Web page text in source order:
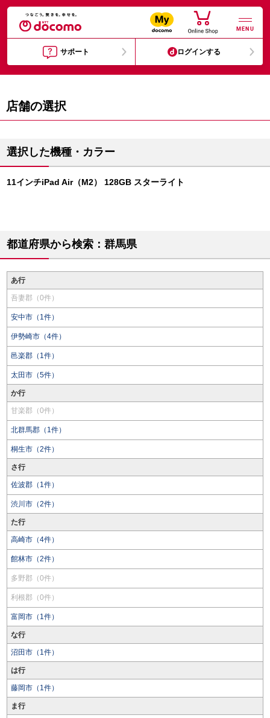
MENU
サポート ログインする
店舗の選択
選択した機種・カラー
11インチiPad Air（M2） 128GB スターライト
都道府県から検索：群馬県
あ行
吾妻郡（0件）
安中市（1件）
伊勢崎市（4件）
邑楽郡（1件）
太田市（5件）
か行
甘楽郡（0件）
北群馬郡（1件）
桐生市（2件）
さ行
佐波郡（1件）
渋川市（2件）
た行
高崎市（4件）
館林市（2件）
多野郡（0件）
利根郡（0件）
富岡市（1件）
な行
沼田市（1件）
は行
藤岡市（1件）
ま行